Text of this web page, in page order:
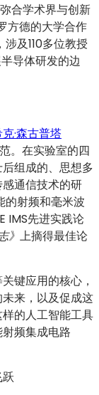
合学术界与创新
方德的大学合作
及110多位教授
导体研发的边
·森古普塔
。在实验室的四
组成的、思想多
通信技术的研
的射频和毫米波
IMS先进实践论
》 上摘得最佳论
键应用的核心，
来，以及促成这
的人工智能工具
频集成电路
跃